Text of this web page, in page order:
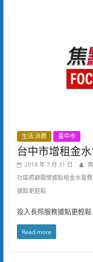
生活.消費 臺中市
台中市增租金
2018 年 7 月 31 日
社區照顧關懷據點租金水電費
據點更輕鬆
投入長照服務據點更輕
Read more